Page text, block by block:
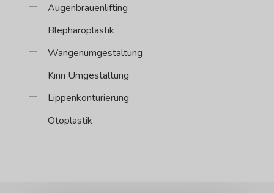
Augenbrauenlifting
Blepharoplastik
Wangenumgestaltung
Kinn Umgestaltung
Lippenkonturierung
Otoplastik